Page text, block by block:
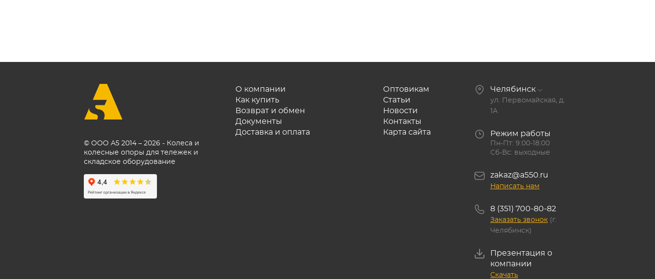
© ООО А5 2014 – 2026 - Колеса и
колесные опоры для тележек и
складское оборудование
О компании
Как купить
Возврат и обмен
Документы
Доставка и оплата
Оптовикам
Статьи
Новости
Контакты
Карта сайта
Челябинск
ул. Первомайская, д.
1А
Режим работы
Пн-Пт: 9:00-18:00
Сб-Вс: выходные
zakaz@a550.ru
Написать нам
8 (351) 700-80-82
Заказать звонок (г.
Челябинск)
Презентация о
компании
Скачать